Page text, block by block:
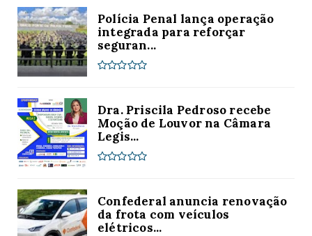
Polícia Penal lança operação
integrada para reforçar
seguran...
Dra. Priscila Pedroso recebe
Moção de Louvor na Câmara
Legis...
Confederal anuncia renovação
da frota com veículos
elétricos...